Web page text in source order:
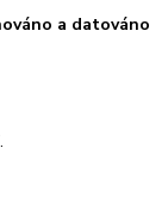
a datováno